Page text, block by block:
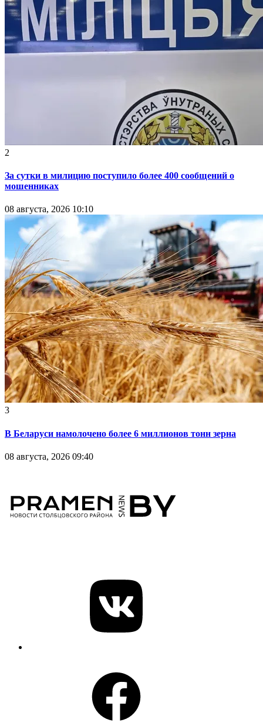
2
За сутки в милицию поступило более 400 сообщений о
мошенниках
08 августа, 2026 10:10
3
В Беларуси намолочено более 6 миллионов тонн зерна
08 августа, 2026 09:40